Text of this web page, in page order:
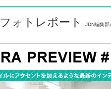
ォトレポート JDN編集部